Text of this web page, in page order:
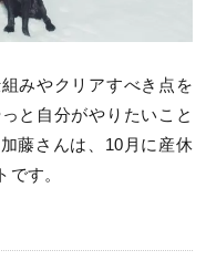
みやクリアすべき点を
と自分がやりたいこと
藤さんは、10月に産休
す。